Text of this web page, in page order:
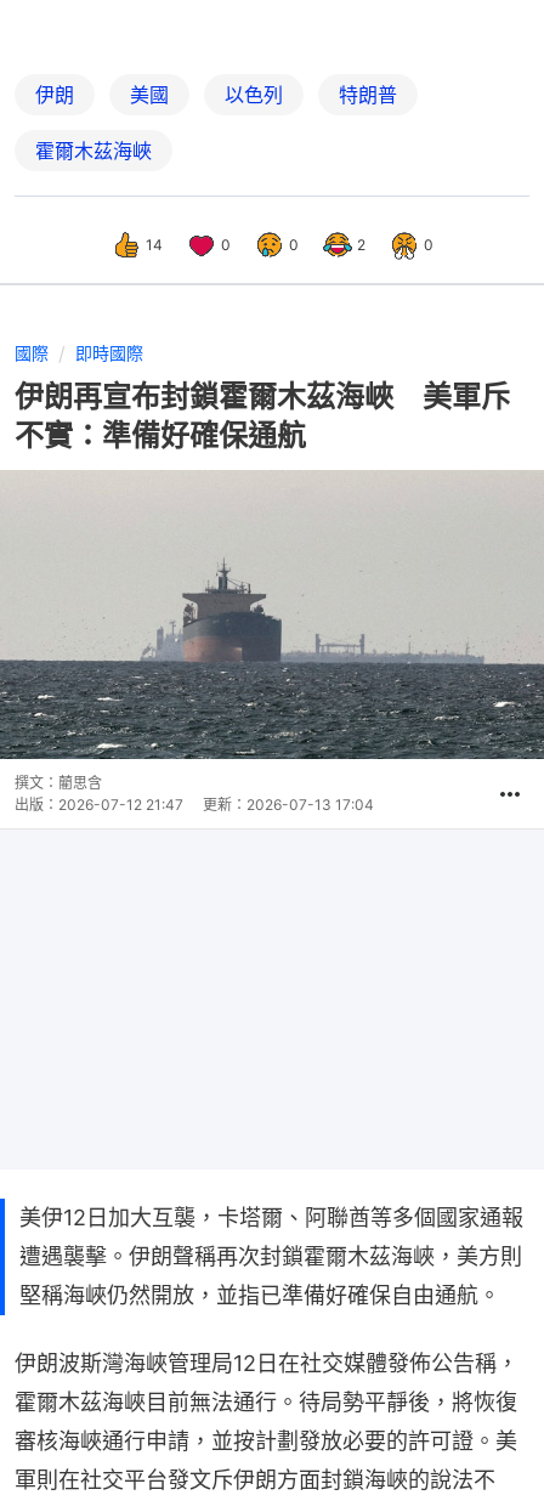
伊朗 美國 以色列 特朗普
霍爾木茲海峽
14 0 0 2 0
國際 即時國際
伊朗再宣布封鎖霍爾木茲海峽 美軍斥
不實：準備好確保通航
撰文： 藺思含
出版： 2026-07-12 21:47 更新： 2026-07-13 17:04
美伊12日加大互襲，卡塔爾、阿聯酋等多個國家通報
遭遇襲擊。伊朗聲稱再次封鎖霍爾木茲海峽，美方則
堅稱海峽仍然開放，並指已準備好確保自由通航。
伊朗波斯灣海峽管理局12日在社交媒體發佈公告稱，
霍爾木茲海峽目前無法通行。待局勢平靜後，將恢復
審核海峽通行申請，並按計劃發放必要的許可證。美
軍則在社交平台發文斥伊朗方面封鎖海峽的說法不